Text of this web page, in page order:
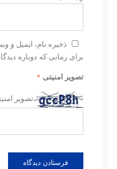
ذخیره نام، ایمیل و
برای زمانی که دوباره
تصویر امنیتی *
تصویر